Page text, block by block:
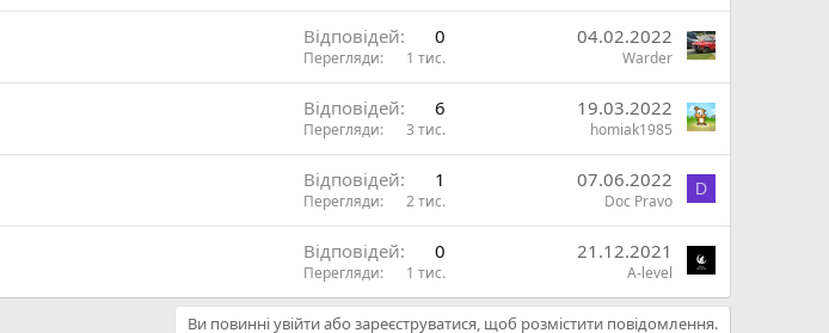
Відповідей 0
Перегляди 1 тис.
04.02.2022
Warder
Відповідей 6
Перегляди 3 тис.
19.03.2022
homiak1985
Відповідей 1
Перегляди 2 тис.
07.06.2022
Doc Pravo
D
Відповідей 0
Перегляди 1 тис.
21.12.2021
A-level
Ви повинні увійти або зареєструватися, щоб розмістити повідомлення.